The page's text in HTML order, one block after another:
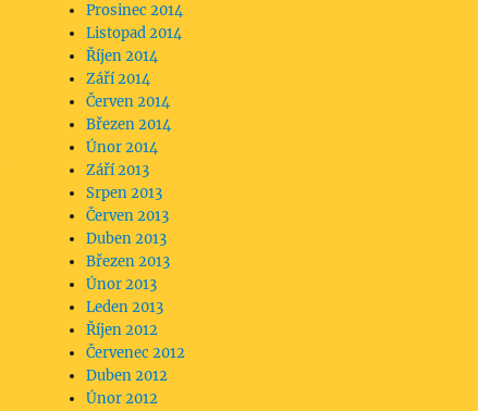
Prosinec 2014
Listopad 2014
Říjen 2014
Září 2014
Červen 2014
Březen 2014
Únor 2014
Září 2013
Srpen 2013
Červen 2013
Duben 2013
Březen 2013
Únor 2013
Leden 2013
Říjen 2012
Červenec 2012
Duben 2012
Únor 2012